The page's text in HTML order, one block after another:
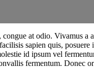
at odio. Vivamus a
sapien quis, posuere
id ipsum vel
fermentum. Donec